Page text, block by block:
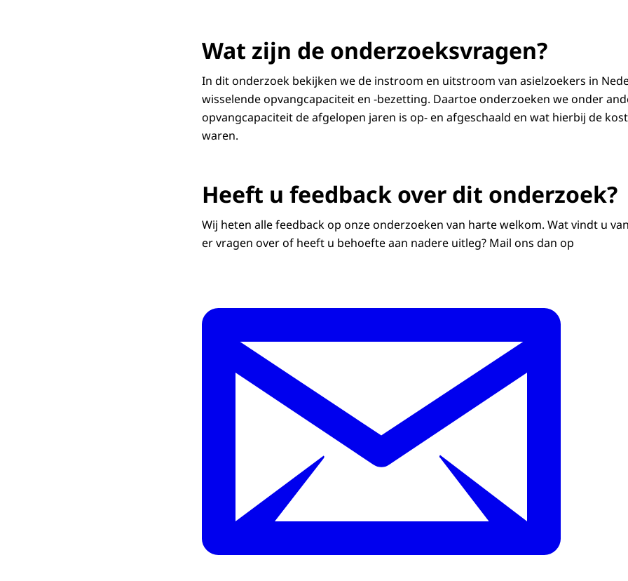
Wat zijn de onderzoeksvragen?
In dit onderzoek bekijken we de instroom en uitstroom van asielzoekers in
wisselende opvangcapaciteit en -bezetting. Daartoe onderzoeken we onder
opvangcapaciteit de afgelopen jaren is op- en afgeschaald en wat hierbij de
waren.
Heeft u feedback over dit onderzoek?
Wij heten alle feedback op onze onderzoeken van harte welkom. Wat vindt u
er vragen over of heeft u behoefte aan nadere uitleg? Mail ons dan op